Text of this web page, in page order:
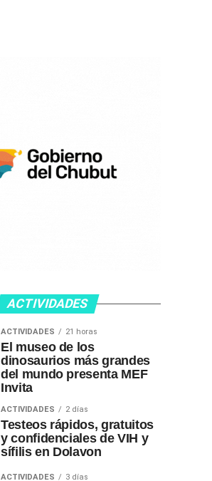
ACTIVIDADES
ACTIVIDADES 21 horas
El museo de los
dinosaurios más grandes
del mundo presenta MEF
Invita
ACTIVIDADES 2 días
Testeos rápidos, gratuitos
y confidenciales de VIH y
sífilis en Dolavon
ACTIVIDADES 3 días